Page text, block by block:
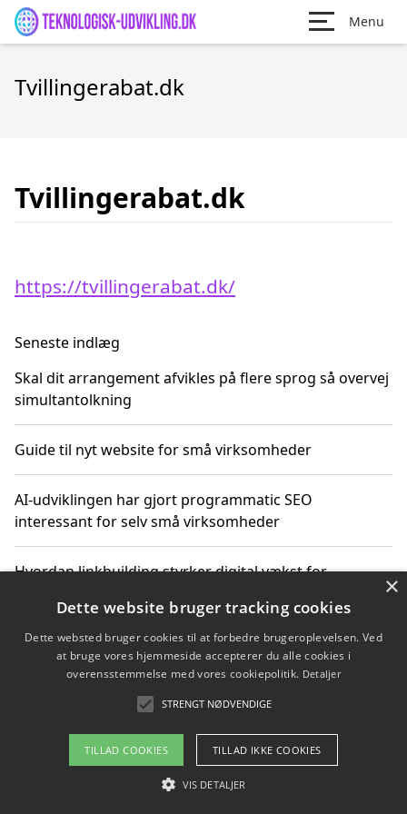
Menu
Tvillingerabat.dk
Tvillingerabat.dk
https://tvillingerabat.dk/
Seneste indlæg
Skal dit arrangement afvikles på flere sprog så overvej
simultantolkning
Guide til nyt website for små virksomheder
AI-udviklingen har gjort programmatic SEO
interessant for selv små virksomheder
Hvordan linkbuilding styrker digital vækst for
Sådan har udviklingen inden for genbrug af elektronik
ændret sig
Copyright 2026 - Pilanto Aps
Om / kontakt
×
Dette website bruger tracking cookies
Dette websted bruger cookies til at forbedre brugeroplevelsen. Ved
at bruge vores hjemmeside accepterer du alle cookies i
overensstemmelse med vores cookiepolitik. Detaljer
STRENGT NØDVENDIGE
TILLAD COOKIES TILLAD IKKE COOKIES
VIS DETALJER